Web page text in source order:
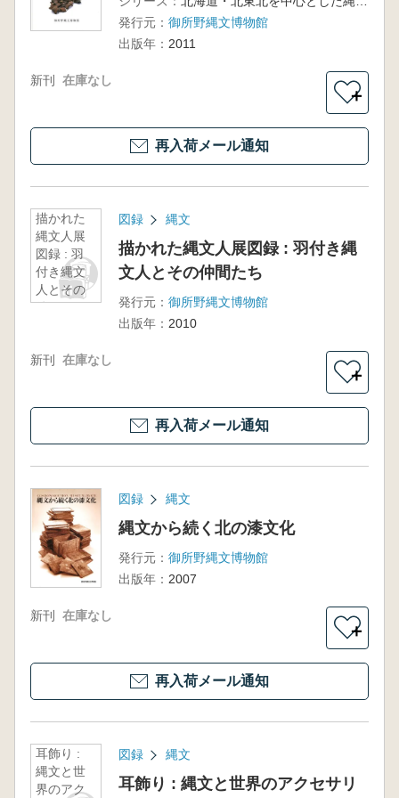
発行元： 御所野縄文博物館
出版年： 2011
新刊 在庫なし
＋
再入荷メール通知
描かれた
縄文人展
図録 : 羽
付き縄文
人とその
仲間たち
図録 縄文
描かれた縄文人展図録 : 羽付き縄
文人とその仲間たち
発行元： 御所野縄文博物館
出版年： 2010
新刊 在庫なし
＋
再入荷メール通知
図録 縄文
縄文から続く北の漆文化
発行元： 御所野縄文博物館
出版年： 2007
新刊 在庫なし
＋
再入荷メール通知
耳飾り :
縄文と世
界のアク
図録 縄文
耳飾り : 縄文と世界のアクセサリ